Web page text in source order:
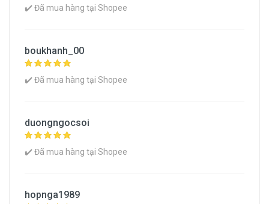
Dành cho loại da
Mức SPF chống nắng
SPF 45
Hoàn thiện
Che khuyết điểm (Concealer)
Che phủ cao
✔️ Đã mua hàng tại Shopee
boukhanh_00
✔️ Đã mua hàng tại Shopee
duongngocsoi
✔️ Đã mua hàng tại Shopee
hopnga1989